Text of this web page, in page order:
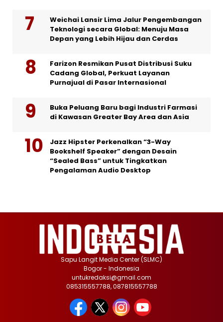
Weichai Lansir Lima Jalur Pengembangan
Teknologi secara Global: Menuju Masa
Depan yang Lebih Hijau dan Cerdas
Farizon Resmikan Pusat Distribusi Suku
Cadang Global, Perkuat Layanan
Purnajual di Pasar Internasional
Buka Peluang Baru bagi Industri Farmasi
di Kawasan Greater Bay Area dan Asia
Jazz Hipster Perkenalkan “3-Way
Bookshelf Speaker” dengan Desain
“Sealed Bass” untuk Tingkatkan
Pengalaman Audio Desktop
Sapu Langit Media Center (SLMC)
Bogor - Indonesia
untukredaksi@gmail.com
085315557788, 087815557788